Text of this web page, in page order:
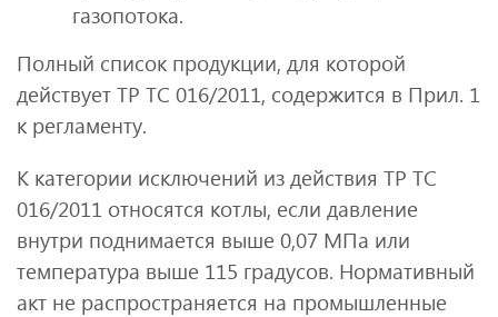
газопотока.
Полный список продукции, для которой
действует ТР ТС 016/2011, содержится в Прил. 1
к регламенту.
К категории исключений из действия ТР ТС
016/2011 относятся котлы, если давление
внутри поднимается выше 0,07 МПа или
температура выше 115 градусов. Нормативный
акт не распространяется на промышленные